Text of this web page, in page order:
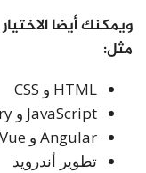
ويمكنك أيضا
مثل:
HTML و CSS
JavaScript و jQuery
Angular و Vue و React و Node.js
تطوير أندرويد